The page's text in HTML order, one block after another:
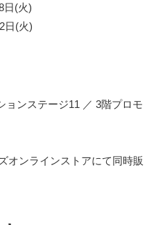
日(火)
日(火)
ョンステージ11 ／ 3階プロモ
オンラインストアにて同時販